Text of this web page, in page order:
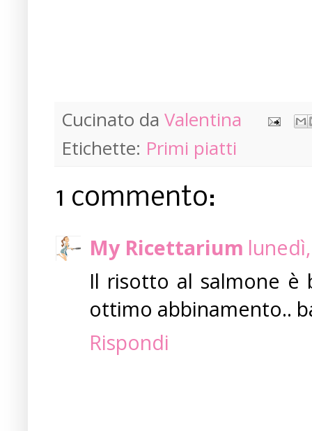
Cucinato da Valentina
Etichette: Primi piatti
1 commento:
My Ricettarium
Il risotto al salmone è
ottimo abbinamento..
Rispondi